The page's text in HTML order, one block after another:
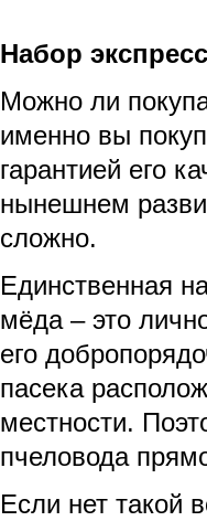
Набор
Можно ли
именно вы
гарантией его
нынешнем
сложно.
Единственная
мёда – это
его
пасека
местности.
пчеловода
Если нет такой